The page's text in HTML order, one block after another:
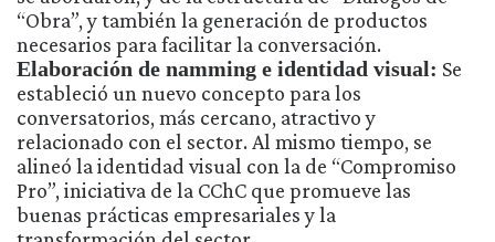
“Obra”, y también la generación de productos
necesarios para facilitar la conversación.
Elaboración de namming e identidad visual: Se
estableció un nuevo concepto para los
conversatorios, más cercano, atractivo y
relacionado con el sector. Al mismo tiempo, se
alineó la identidad visual con la de “Compromiso
Pro”, iniciativa de la CChC que promueve las
buenas prácticas empresariales y la